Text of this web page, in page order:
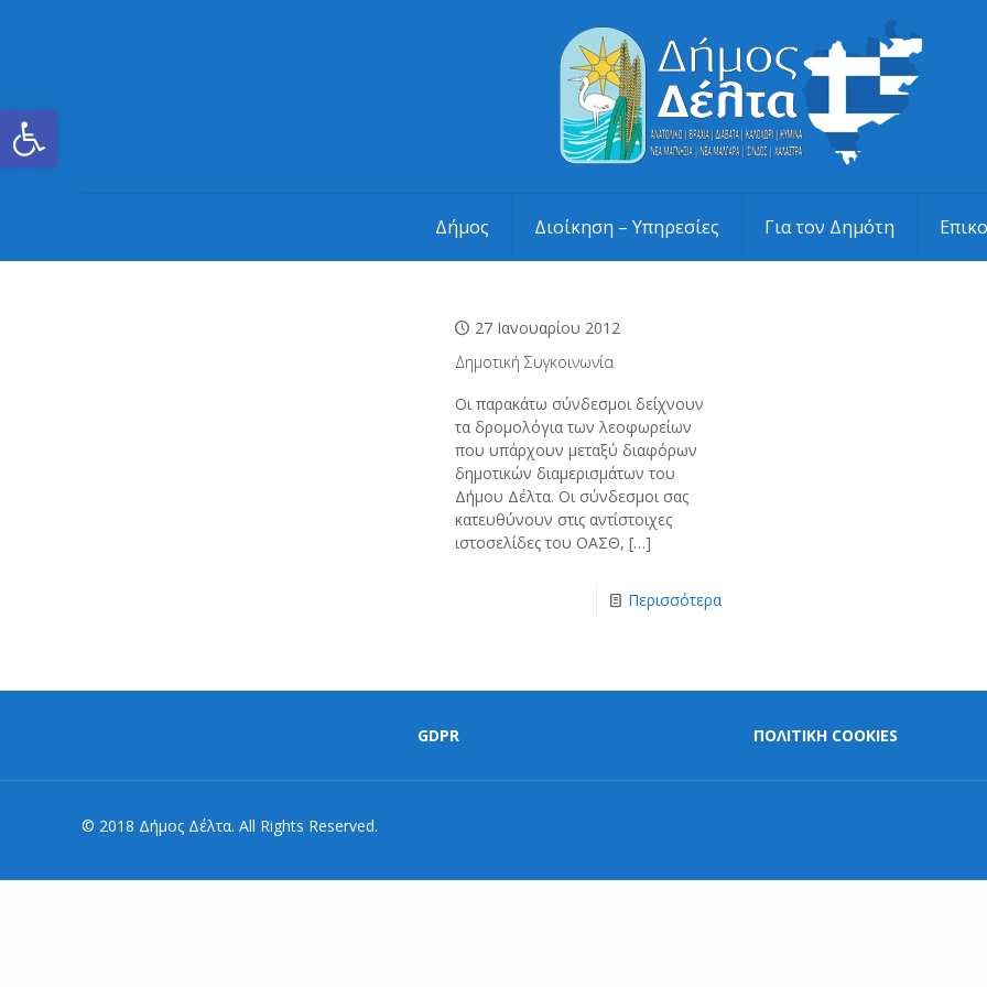
Ανοίξτε τη γραμμή εργαλείων
Δήμος Διοίκηση – Υπηρεσίες Για τον Δημότη
27 Ιανουαρίου 2012
Δημοτική Συγκοινωνία
Οι παρακάτω σύνδεσμοι δείχνουν
τα δρομολόγια των λεοφωρείων
που υπάρχουν μεταξύ διαφόρων
δημοτικών διαμερισμάτων του
Δήμου Δέλτα. Οι σύνδεσμοι σας
κατευθύνουν στις αντίστοιχες
ιστοσελίδες του ΟΑΣΘ, […]
Περισσότερα
GDPR ΠΟΛΙΤΙΚΗ COOKIES
© 2018 Δήμος Δέλτα. All Rights Reserved.